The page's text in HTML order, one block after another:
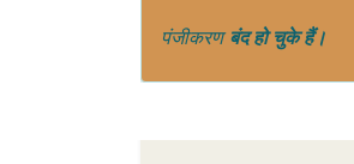
पंजीकरणबंद हो चुके हैं।